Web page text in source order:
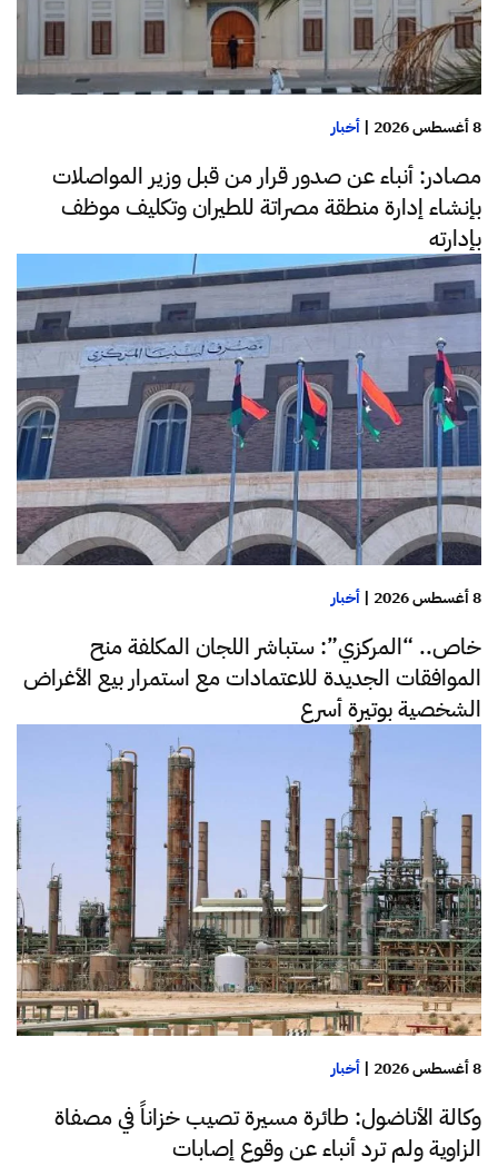
8 أغسطس 2026 | أخبار
مصادر: أنباء عن صدور قرار من قبل وزير المواصلات
بإنشاء إدارة منطقة مصراتة للطيران وتكليف موظف
بإدارته
8 أغسطس 2026 | أخبار
خاص.. “المركزي”: ستباشر اللجان المكلفة منح
الموافقات الجديدة للاعتمادات مع استمرار بيع الأغراض
الشخصية بوتيرة أسرع
8 أغسطس 2026 | أخبار
وكالة الأناضول: طائرة مسيرة تصيب خزاناً في مصفاة
الزاوية ولم ترد أنباء عن وقوع إصابات